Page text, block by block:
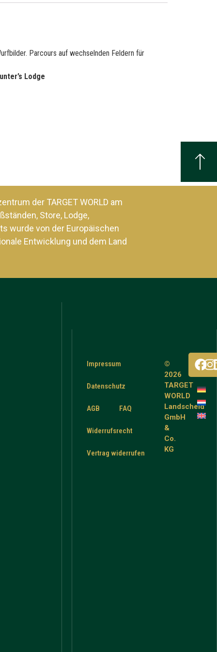
Parcours auf wechselnden Feldern für
Lodge
der TARGET WORLD am
Store, Lodge,
wurde von der Europäischen
Entwicklung und dem Land
Impressum
Datenschutz
AGB FAQ
Widerrufsrecht
Vertrag widerrufen
©
2026
TARGET
WORLD
Landscheid
GmbH
&
Co.
KG